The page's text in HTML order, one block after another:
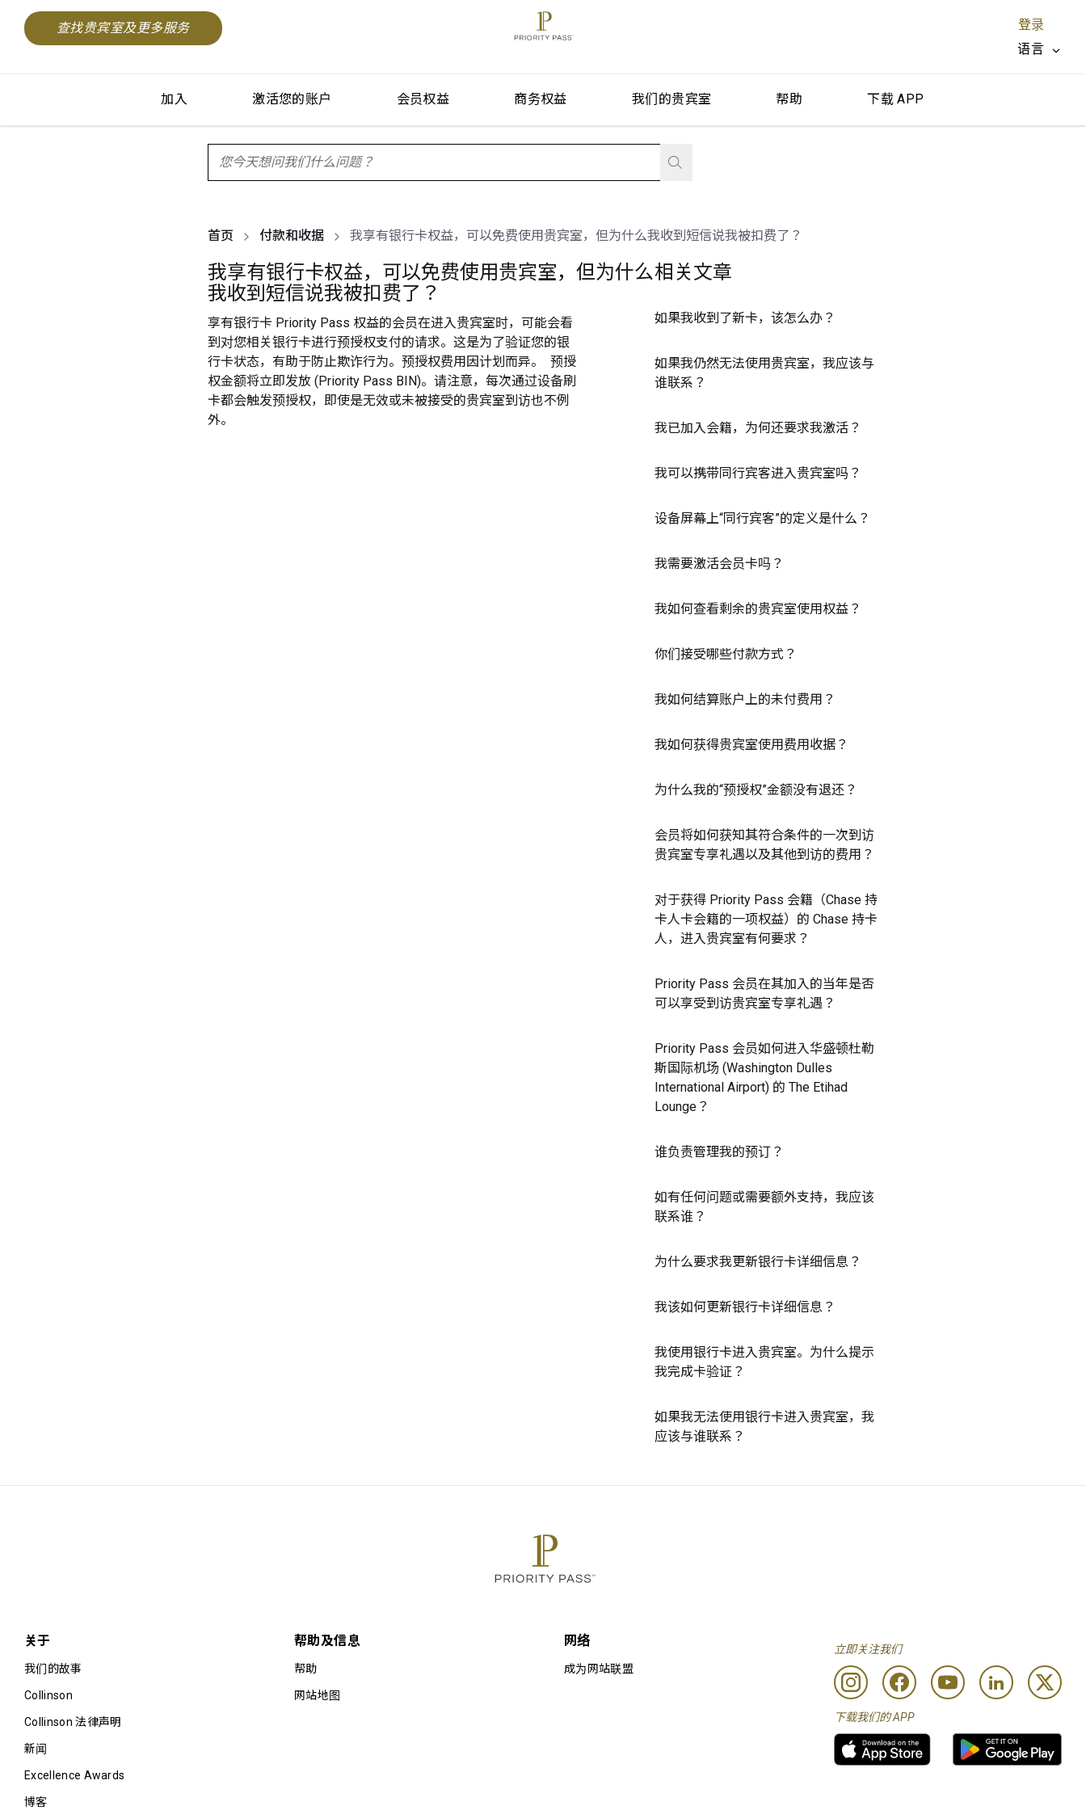
查找贵宾室及更多服务
登录
语言
加入 激活您的账户 会员权益 商务权益 我们的贵宾室 帮助 下载 APP
首页 付款和收据 我享有银行卡权益，可以免费使用贵宾室，但为什么我收到短信说我被扣费了？
我享有银行卡权益，可以免费使用贵宾室，但为什么
我收到短信说我被扣费了？
享有银行卡 Priority Pass 权益的会员在进入贵宾室时，可能会看
到对您相关银行卡进行预授权支付的请求。这是为了验证您的银
行卡状态，有助于防止欺诈行为。预授权费用因计划而异。 预授
权金额将立即发放 (Priority Pass BIN)。请注意，每次通过设备刷
卡都会触发预授权，即使是无效或未被接受的贵宾室到访也不例
外。
相关文章
如果我收到了新卡，该怎么办？
如果我仍然无法使用贵宾室，我应该与
谁联系？
我已加入会籍，为何还要求我激活？
我可以携带同行宾客进入贵宾室吗？
设备屏幕上“同行宾客”的定义是什么？
我需要激活会员卡吗？
我如何查看剩余的贵宾室使用权益？
你们接受哪些付款方式？
我如何结算账户上的未付费用？
我如何获得贵宾室使用费用收据？
为什么我的“预授权”金额没有退还？
会员将如何获知其符合条件的一次到访
贵宾室专享礼遇以及其他到访的费用？
对于获得 Priority Pass 会籍（Chase 持
卡人卡会籍的一项权益）的 Chase 持卡
人，进入贵宾室有何要求？
Priority Pass 会员在其加入的当年是否
可以享受到访贵宾室专享礼遇？
Priority Pass 会员如何进入华盛顿杜勒
斯国际机场 (Washington Dulles
International Airport) 的 The Etihad
Lounge？
谁负责管理我的预订？
如有任何问题或需要额外支持，我应该
联系谁？
为什么要求我更新银行卡详细信息？
我该如何更新银行卡详细信息？
我使用银行卡进入贵宾室。为什么提示
我完成卡验证？
如果我无法使用银行卡进入贵宾室，我
应该与谁联系？
关于
我们的故事
Collinson
Collinson 法律声明
新闻
Excellence Awards
博客
帮助及信息
帮助
网站地图
网络
成为网站联盟
立即关注我们
下载我们的 APP